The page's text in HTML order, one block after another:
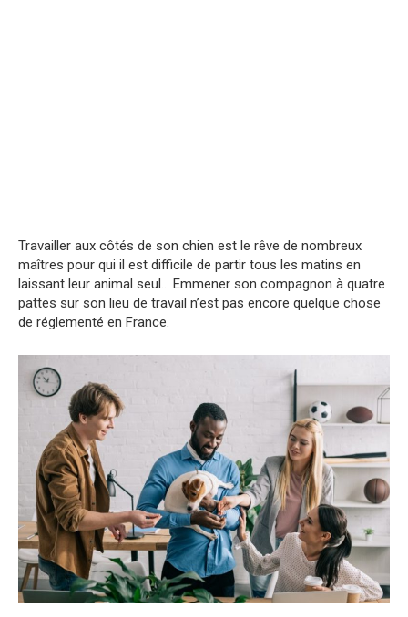
Travailler aux côtés de son chien est le rêve de nombreux
maîtres pour qui il est difficile de partir tous les matins en
laissant leur animal seul… Emmener son compagnon à quatre
pattes sur son lieu de travail n’est pas encore quelque chose
de réglementé en France.